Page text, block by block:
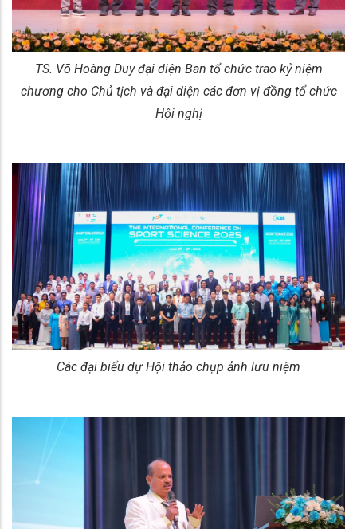
TS. Võ Hoàng Duy đại diện Ban tổ chức trao kỷ niệm
chương cho Chủ tịch và đại diện các đơn vị đồng tổ chức
Hội nghị
Các đại biểu dự Hội thảo chụp ảnh lưu niệm